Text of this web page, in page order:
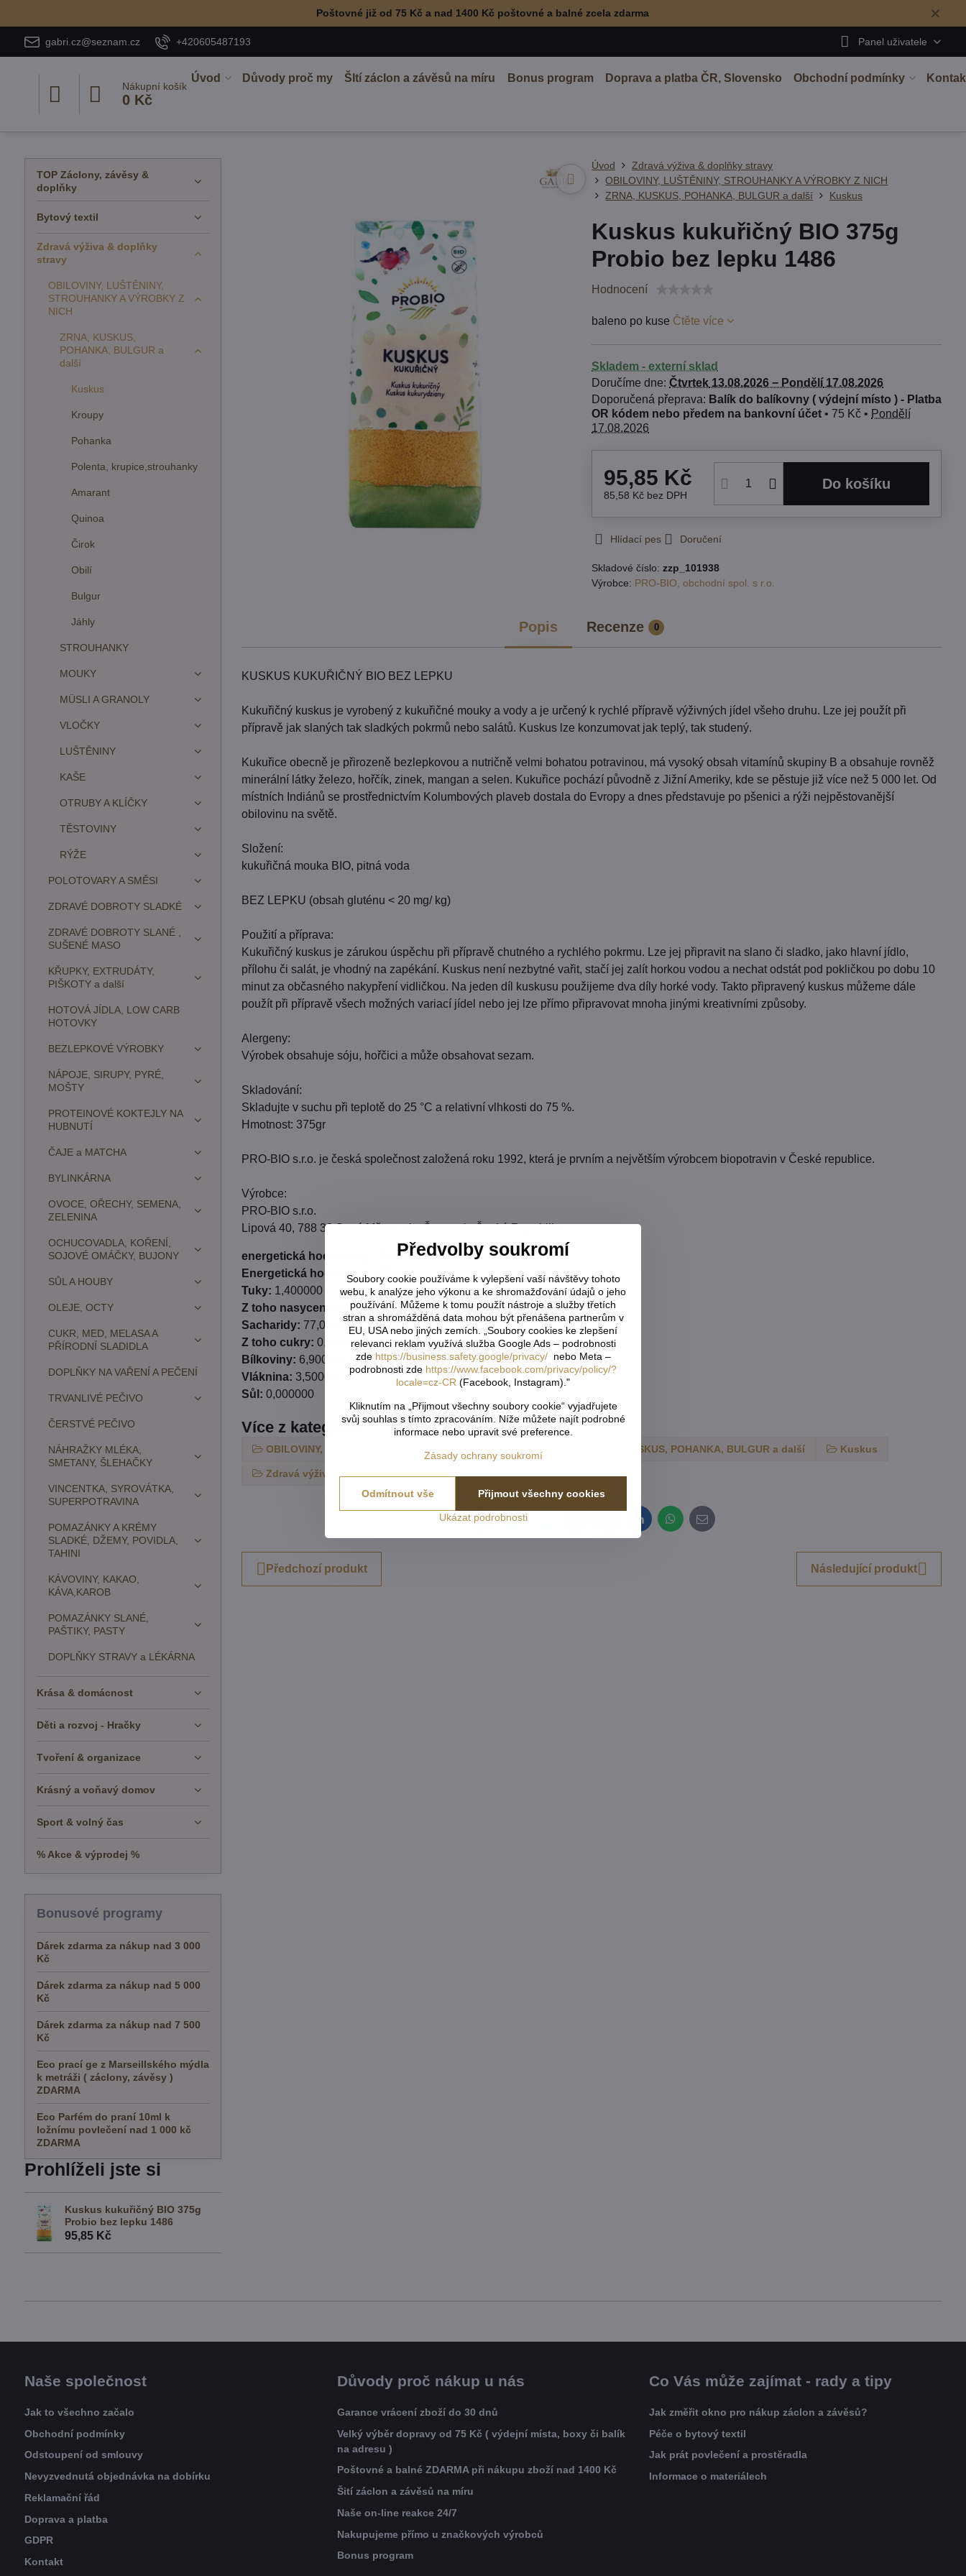
✕
Poštovné již od 75 Kč a nad 1400 Kč poštovné a balné zcela zdarma
gabri.cz@seznam.cz +420605487193 Panel uživatele
Nákupní košík
0 Kč
Úvod Důvody proč my ŠItí záclon a závěsů na míru Bonus program Doprava a platba ČR, Slovensko Obchodní podmínky
Úvod
Zdravá výživa & doplňky stravy
OBILOVINY, LUŠTĚNINY, STROUHANKY A VÝROBKY Z NICH
ZRNA, KUSKUS, POHANKA, BULGUR a další
Kuskus
Kuskus kukuřičný BIO 375g
Probio bez lepku 1486
Hodnocení
baleno po kuse Čtěte více
Skladem - externí sklad
Doručíme dne:Čtvrtek 13.08.2026 − Pondělí 17.08.2026
Balík do balíkovny ( výdejní místo ) - Platba
OR kódem nebo předem na bankovní účet• 75 Kč • Pondělí
17.08.2026
95,85 Kč
85,58 Kč bez DPH
Do košíku
Hlídací pes Doručení
Skladové číslo:zzp_101938
Výrobce: PRO-BIO, obchodní spol. s r.o.
Popis Recenze 0
KUSKUS KUKUŘIČNÝ BIO BEZ LEPKU
Kukuřičný kuskus je vyrobený z kukuřičné mouky a vody a je určený k rychlé přípravě výživných jídel všeho druhu. Lze jej použít při
přípravě jak slaných tak sladkých pokrmů nebo salátů. Kuskus lze konzumovat jak teplý, tak studený.
Kukuřice obecně je přirozeně bezlepkovou a nutričně velmi bohatou potravinou, má vysoký obsah vitamínů skupiny B a obsahuje rovněž
minerální látky železo, hořčík, zinek, mangan a selen. Kukuřice pochází původně z Jižní Ameriky, kde se pěstuje již více než 5 000 let. Od
místních Indiánů se prostřednictvím Kolumbových plaveb dostala do Evropy a dnes představuje po pšenici a rýži nejpěstovanější
obilovinu na světě.
Složení:
kukuřičná mouka BIO, pitná voda
BEZ LEPKU (obsah gluténu < 20 mg/ kg)
Použití a příprava:
Kukuřičný kuskus je zárukou úspěchu při přípravě chutného a rychlého pokrmu. Lze jej připravit na slano či sladko, jako hlavní jídlo,
přílohu či salát, je vhodný na zapékání. Kuskus není nezbytné vařit, stačí jej zalít horkou vodou a nechat odstát pod pokličkou po dobu 10
minut za občasného nakypření vidličkou. Na jeden díl kuskusu použijeme dva díly horké vody. Takto připravený kuskus můžeme dále
použít při přípravě všech možných variací jídel nebo jej lze přímo připravovat mnoha jinými kreativními způsoby.
Alergeny:
Výrobek obsahuje sóju, hořčici a může obsahovat sezam.
Skladování:
Skladujte v suchu při teplotě do 25 °C a relativní vlhkosti do 75 %.
Hmotnost: 375gr
PRO-BIO s.r.o. je česká společnost založená roku 1992, která je prvním a největším výrobcem biopotravin v České republice.
Výrobce:
PRO-BIO s.r.o.
Lipová 40, 788 32 Staré Město, okr. Šumperk, Česká Republika
energetická hodnota kj:
1506,000000
Energetická hodnota kj:
355,000000
Tuky: 1,400000
Z toho nasycené mastné kyseliny:0,300000
Sacharidy: 77,000000
Z toho cukry: 0,800000
Bílkoviny: 6,900000
Vláknina: 3,500000
Sůl: 0,000000
Více z kategorie
OBILOVINY, LUŠTĚNINY, STROUHANKY A VÝROBKY Z NICH ZRNA, KUSKUS, POHANKA, BULGUR a další Kuskus
Zdravá výživa & doplňky stravy
Facebook
Twitter LinkedInWhatsApp
E-
mail
Předchozí produkt Následující produkt
TOP Záclony, závěsy &
doplňky
Bytový textil
Zdravá výživa & doplňky
stravy
OBILOVINY, LUŠTĚNINY,
STROUHANKY A VÝROBKY Z
NICH
ZRNA, KUSKUS,
POHANKA, BULGUR a
další
Kuskus
Kroupy
Pohanka
Polenta, krupice,strouhanky
Amarant
Quinoa
Čirok
Obilí
Bulgur
Jáhly
STROUHANKY
MOUKY
MÜSLI A GRANOLY
VLOČKY
LUŠTĚNINY
KAŠE
OTRUBY A KLÍČKY
TĚSTOVINY
RÝŽE
POLOTOVARY A SMĚSI
ZDRAVÉ DOBROTY SLADKÉ
ZDRAVÉ DOBROTY SLANÉ ,
SUŠENÉ MASO
KŘUPKY, EXTRUDÁTY,
PIŠKOTY a další
HOTOVÁ JÍDLA, LOW CARB
HOTOVKY
BEZLEPKOVÉ VÝROBKY
NÁPOJE, SIRUPY, PYRÉ,
MOŠTY
PROTEINOVÉ KOKTEJLY NA
HUBNUTÍ
ČAJE a MATCHA
BYLINKÁRNA
OVOCE, OŘECHY, SEMENA,
ZELENINA
OCHUCOVADLA, KOŘENÍ,
SOJOVÉ OMÁČKY, BUJONY
SŮL A HOUBY
OLEJE, OCTY
CUKR, MED, MELASA A
PŘÍRODNÍ SLADIDLA
DOPLŇKY NA VAŘENÍ A PEČENÍ
TRVANLIVÉ PEČIVO
ČERSTVÉ PEČIVO
NÁHRAŽKY MLÉKA,
SMETANY, ŠLEHAČKY
VINCENTKA, SYROVÁTKA,
SUPERPOTRAVINA
POMAZÁNKY A KRÉMY
SLADKÉ, DŽEMY, POVIDLA,
TAHINI
KÁVOVINY, KAKAO,
KÁVA,KAROB
POMAZÁNKY SLANÉ,
PAŠTIKY, PASTY
DOPLŇKY STRAVY a LÉKÁRNA
Krása & domácnost
Děti a rozvoj - Hračky
Tvoření & organizace
Krásný a voňavý domov
Sport & volný čas
% Akce & výprodej %
Bonusové programy
Dárek zdarma za nákup nad 3 000
Kč
Dárek zdarma za nákup nad 5 000
Kč
Dárek zdarma za nákup nad 7 500
Kč
Eco prací ge z Marseillského mýdla
k metráži ( záclony, závěsy )
ZDARMA
Eco Parfém do praní 10ml k
ložnímu povlečení nad 1 000 kč
ZDARMA
Prohlíželi jste si
Kuskus kukuřičný BIO 375g
Probio bez lepku 1486
95,85 Kč
Naše společnost
Jak to všechno začalo
Obchodní podmínky
Odstoupení od smlouvy
Nevyzvednutá objednávka na dobírku
Reklamační řád
Doprava a platba
GDPR
Kontakt
Důvody proč nákup u nás
Garance vrácení zboží do 30 dnů
Velký výběr dopravy od 75 Kč ( výdejní místa, boxy či balík
na adresu )
Poštovné a balné ZDARMA při nákupu zboží nad 1400 Kč
Šití záclon a závěsů na míru
Naše on-line reakce 24/7
Nakupujeme přímo u značkových výrobců
Bonus program
Co Vás může zajímat - rady a tipy
Jak změřit okno pro nákup záclon a závěsů?
Péče o bytový textil
Jak prát povlečení a prostěradla
Informace o materiálech
Předvolby soukromí
Soubory cookie používáme k vylepšení vaší návštěvy tohoto
webu, k analýze jeho výkonu a ke shromažďování údajů o jeho
používání. Můžeme k tomu použít nástroje a služby třetích
stran a shromážděná data mohou být přenášena partnerům v
EU, USA nebo jiných zemích. „Soubory cookies ke zlepšení
relevanci reklam využívá služba Google Ads – podrobnosti
zde https://business.safety.google/privacy/nebo Meta –
podrobnosti zde https://www.facebook.com/privacy/policy/?
locale=cz-CR (Facebook, Instagram)."
Kliknutím na „Přijmout všechny soubory cookie“ vyjadřujete
svůj souhlas s tímto zpracováním. Níže můžete najít podrobné
informace nebo upravit své preference.
Zásady ochrany soukromí
Ukázat podrobnosti
Přijmout všechny cookies
Odmítnout vše